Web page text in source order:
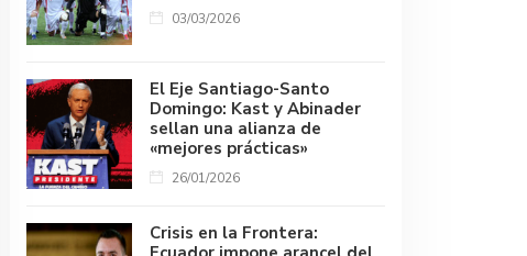
03/03/2026
El Eje Santiago-Santo
Domingo: Kast y Abinader
sellan una alianza de
«mejores prácticas»
26/01/2026
Crisis en la Frontera: